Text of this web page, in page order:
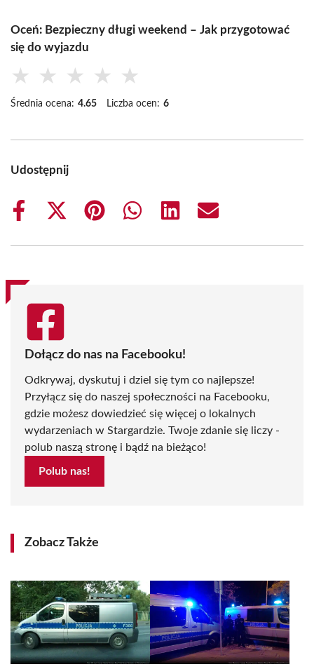
Oceń: Bezpieczny długi weekend – Jak przygotować
się do wyjazdu
★ ★ ★ ★ ★
Średnia ocena: 4.65 Liczba ocen: 6
Udostępnij
Share
Share
(Twitter)
Share
Share
Share
Share
Dołącz do nas na Facebooku!
Odkrywaj, dyskutuj i dziel się tym co najlepsze!
Przyłącz się do naszej społeczności na Facebooku,
gdzie możesz dowiedzieć się więcej o lokalnych
wydarzeniach w Stargardzie. Twoje zdanie się liczy -
polub naszą stronę i bądź na bieżąco!
Polub nas!
Zobacz Także